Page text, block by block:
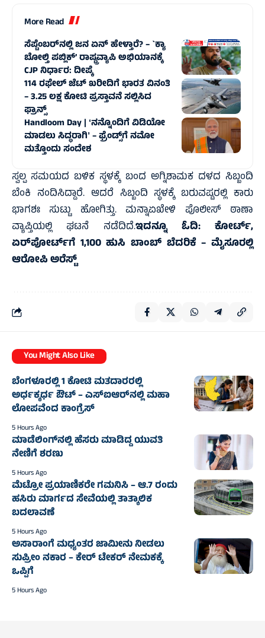
More Read
ಸೆಪ್ಟೆಂಬರ್‌ನಲ್ಲಿ ಜನ ಏನ್‌ ಹೇಳ್ತಾರೆ? – `ಕ್ಯಾ
ಬೋಲ್ತಿ ಪಬ್ಲಿಕ್’ ರಾಷ್ಟ್ರವ್ಯಾಪಿ ಅಭಿಯಾನಕ್ಕೆ
CJP ನಿರ್ಧಾರ: ದೀಪ್ಕೆ
114 ರಫೇಲ್ ಜೆಟ್‌ ಖರೀದಿಗೆ ಭಾರತ ವಿನಂತಿ
– 3.25 ಲಕ್ಷ ಕೋಟಿ ಪ್ರಸ್ತಾವನೆ ಸಲ್ಲಿಸಿದ
ಫ್ರಾನ್ಸ್‌
Handloom Day | ʻನನ್ನೊಂದಿಗೆ ವಿಡಿಯೋ
ಮಾಡಲು ಸಿದ್ಧರಾಗಿʼ – ಫ್ರೆಂಡ್ಸ್‌ಗೆ ನಮೋ
ಮತ್ತೊಂದು ಸಂದೇಶ
ಸ್ವಲ್ಪ ಸಮಯದ ಬಳಿಕ ಸ್ಥಳಕ್ಕೆ ಬಂದ ಅಗ್ನಿಶಾಮಕ ದಳದ ಸಿಬ್ಬಂದಿ
ಬೆಂಕಿ ನಂದಿಸಿದ್ದಾರೆ. ಆದರೆ ಸಿಬ್ಬಂದಿ ಸ್ಥಳಕ್ಕೆ ಬರುವಷ್ಟರಲ್ಲಿ ಕಾರು
ಭಾಗಶಃ ಸುಟ್ಟು ಹೋಗಿತ್ತು. ಮನ್ನಾಏಖೇಳಿ ಪೊಲೀಸ್ ಠಾಣಾ
ವ್ಯಾಪ್ತಿಯಲ್ಲಿ ಘಟನೆ ನಡೆದಿದೆ.ಇದನ್ನೂ ಓದಿ: ಕೋರ್ಟ್‌,
ಏರ್‌ಪೋರ್ಟ್‌ಗೆ 1,100 ಹುಸಿ ಬಾಂಬ್ ಬೆದರಿಕೆ – ಮೈಸೂರಲ್ಲಿ
ಆರೋಪಿ ಅರೆಸ್ಟ್‌
You Might Also Like
ಬೆಂಗಳೂರಲ್ಲಿ 1 ಕೋಟಿ ಮತದಾರರಲ್ಲಿ
ಅರ್ಧಕ್ಕರ್ಧ ಔಟ್ – ಎಸ್‌ಐಆರ್‌ನಲ್ಲಿ ಮಹಾ
ಲೋಪವೆಂದ ಕಾಂಗ್ರೆಸ್
5 Hours Ago
ಮಾಡೆಲಿಂಗ್‌ನಲ್ಲಿ ಹೆಸರು ಮಾಡಿದ್ದ ಯುವತಿ
ನೇಣಿಗೆ ಶರಣು
5 Hours Ago
ಮೆಟ್ರೋ ಪ್ರಯಾಣಿಕರೇ ಗಮನಿಸಿ – ಆ.7 ರಂದು
ಹಸಿರು ಮಾರ್ಗದ ಸೇವೆಯಲ್ಲಿ ತಾತ್ಕಾಲಿಕ
ಬದಲಾವಣೆ
5 Hours Ago
ಅಸಾರಾಂಗೆ ಮಧ್ಯಂತರ ಜಾಮೀನು ನೀಡಲು
ಸುಪ್ರೀಂ ನಕಾರ – ಕೇರ್ ಟೇಕರ್ ನೇಮಕಕ್ಕೆ
ಒಪ್ಪಿಗೆ
5 Hours Ago